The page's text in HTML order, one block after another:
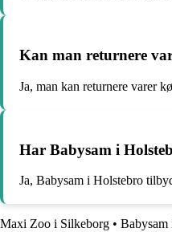
Kan man returnere
Ja, man kan returnere varer
Har Babysam i
Ja, Babysam i Holstebro
Maxi Zoo i Silkeborg • Babysam